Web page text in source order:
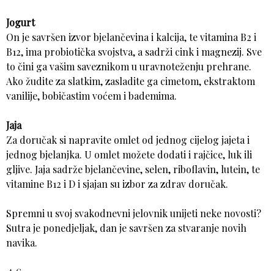
Jogurt
On je savršen izvor bjelančevina i kalcija, te vitamina B2 i
B12, ima probiotička svojstva, a sadrži cink i magnezij. Sve
to čini ga vašim saveznikom u uravnoteženju prehrane.
Ako žudite za slatkim, zasladite ga cimetom, ekstraktom
vanilije, bobičastim voćem i bademima.
Jaja
Za doručak si napravite omlet od jednog cijelog jajeta i
jednog bjelanjka. U omlet možete dodati i rajčice, luk ili
gljive. Jaja sadrže bjelančevine, selen, riboflavin, lutein, te
vitamine B12 i D i sjajan su izbor za zdrav doručak.
Spremni u svoj svakodnevni jelovnik unijeti neke novosti?
Sutra je ponedjeljak, dan je savršen za stvaranje novih
navika.